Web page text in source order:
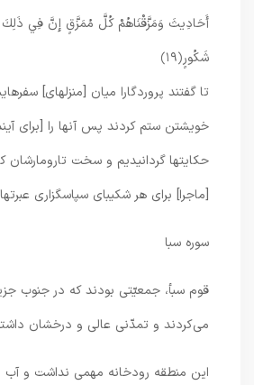
أَحَادِيثَ وَمَزَّقْنَاهُمْ كُلَّ مُمَزَّقٍ إِنَّ فِي ذَلِكَ
شَكُورٍ﴿۱۹﴾
تا گفتند پروردگارا ميان [منزلهاى]
خويشتن ستم كردند پس آنها را [براى
حكايتها گردانيديم و سخت تارومارشان
[ماجرا] براى هر شكيباى سپاسگزارى
سوره سبا
قوم سبأ، جمعيّتى بودند كه در جنوب
مى‌كردند و تمدّنى عالى و درخشان
اين منطقه رودخانه مهمى نداشت و آب